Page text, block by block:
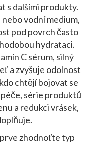
s dalšími produkty.
vodní medium,
pod povrchčasto
hydrataci.
C sérum, silný
a zvyšuje odolnost
chtějí bojovat se
, série produktů
a redukci vrásek,
zhodnoťte typ